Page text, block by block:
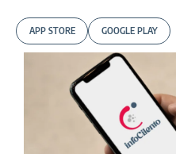
APP STORE GOOGLE PLAY